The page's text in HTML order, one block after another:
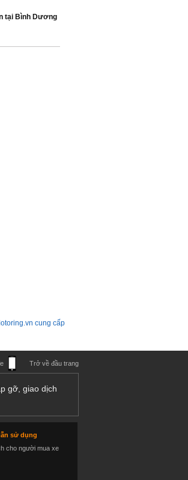
tại Bình Dương
cung cấp
Trở về đầu trang
gỡ, giao dịch
sử dụng
cho người mua xe